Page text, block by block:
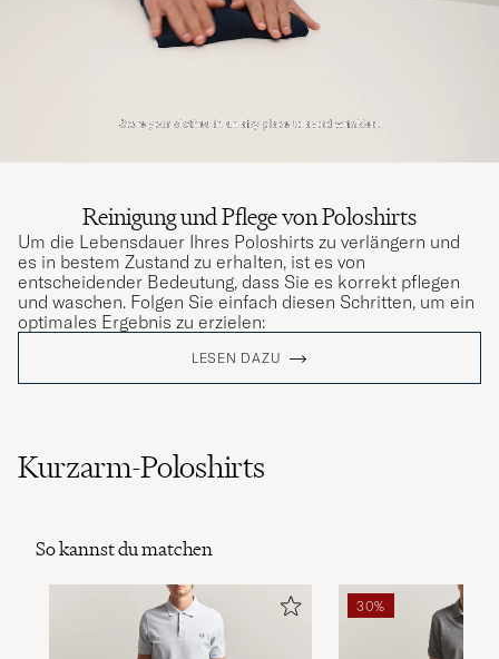
Reinigung und Pflege von Poloshirts
Um die Lebensdauer Ihres Poloshirts zu verlängern und
es in bestem Zustand zu erhalten, ist es von
entscheidender Bedeutung, dass Sie es korrekt pflegen
und waschen. Folgen Sie einfach diesen Schritten, um ein
optimales Ergebnis zu erzielen:
LESEN DAZU
Kurzarm-Poloshirts
So kannst du matchen
30%